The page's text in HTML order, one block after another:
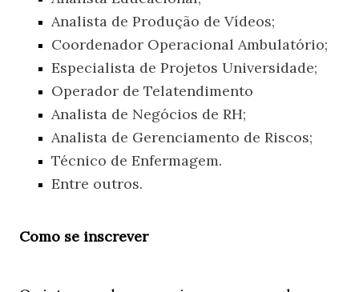
Analista de Produção de Vídeos;
Coordenador Operacional Ambulatório;
Especialista de Projetos Universidade;
Operador de Telatendimento
Analista de Negócios de RH;
Analista de Gerenciamento de Riscos;
Técnico de Enfermagem.
Entre outros.
Como se inscrever